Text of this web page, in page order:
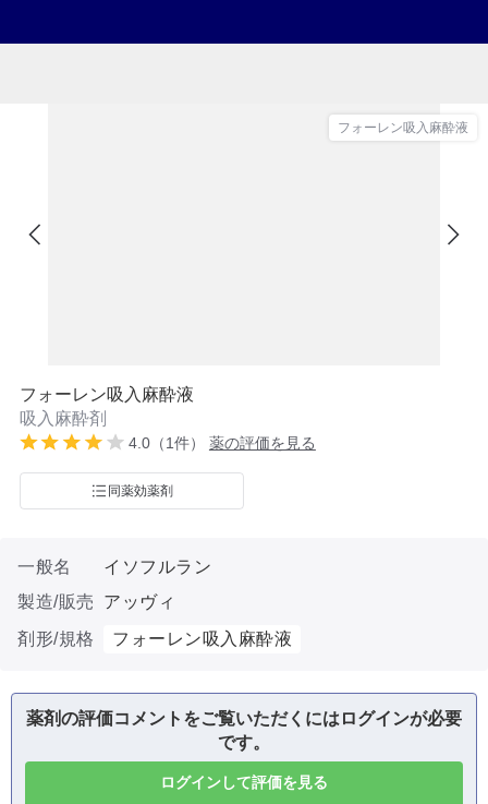
フォーレン吸入麻酔液
フォーレン吸入麻酔液
吸入麻酔剤
4.0（1件） 薬の評価を見る
同薬効薬剤
一般名
イソフルラン
製造/販売
アッヴィ
剤形/規格
フォーレン吸入麻酔液
薬剤の評価コメントをご覧いただくにはログインが必要
です。
ログインして評価を見る